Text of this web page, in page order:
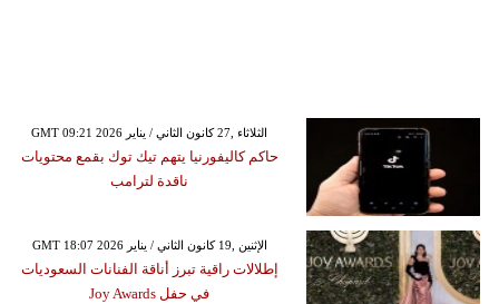
GMT 09:21 2026 الثلاثاء ,27 كانون الثاني / يناير
حاكم كاليفورنيا يتهم تيك توك بقمع محتويات
ناقدة لترامب
GMT 18:07 2026 الإثنين ,19 كانون الثاني / يناير
إطلالات راقية تبرز أناقة الفنانات السعوديات
في حفل Joy Awards